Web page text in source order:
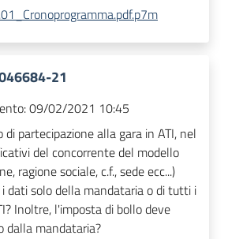
21
09/02/2021 10:45
di partecipazione alla gara in ATI, nel
del concorrente del modello
ragione sociale, c.f., sede ecc...)
dati solo della mandataria o di tutti i
Inoltre, l'imposta di bollo deve
dalla mandataria?